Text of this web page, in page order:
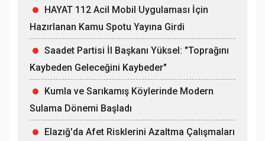
HAYAT 112 Acil Mobil Uygulaması İçin
Hazırlanan Kamu Spotu Yayına Girdi
Saadet Partisi İl Başkanı Yüksel: "Toprağını
Kaybeden Geleceğini Kaybeder"
Kumla ve Sarıkamış Köylerinde Modern
Sulama Dönemi Başladı
Elazığ'da Afet Risklerini Azaltma Çalışmaları